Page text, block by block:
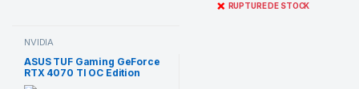
❌ RUPTURE DE STOCK
NVIDIA
ASUS TUF Gaming GeForce
RTX 4070 TI OC Edition
12GB